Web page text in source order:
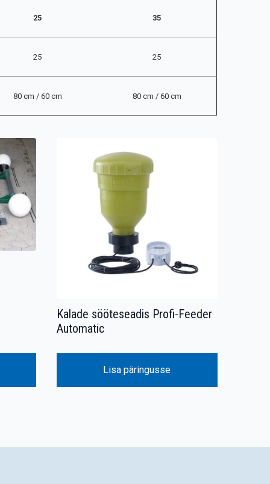
25 35
25 25
80 cm / 60 cm 80 cm / 60 cm
Kalade sööteseadis Profi-Feeder
Automatic
Lisa päringusse